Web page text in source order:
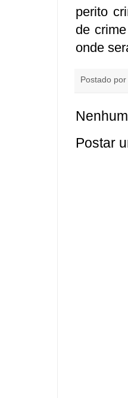
perito
de
onde
Postado por
Postar